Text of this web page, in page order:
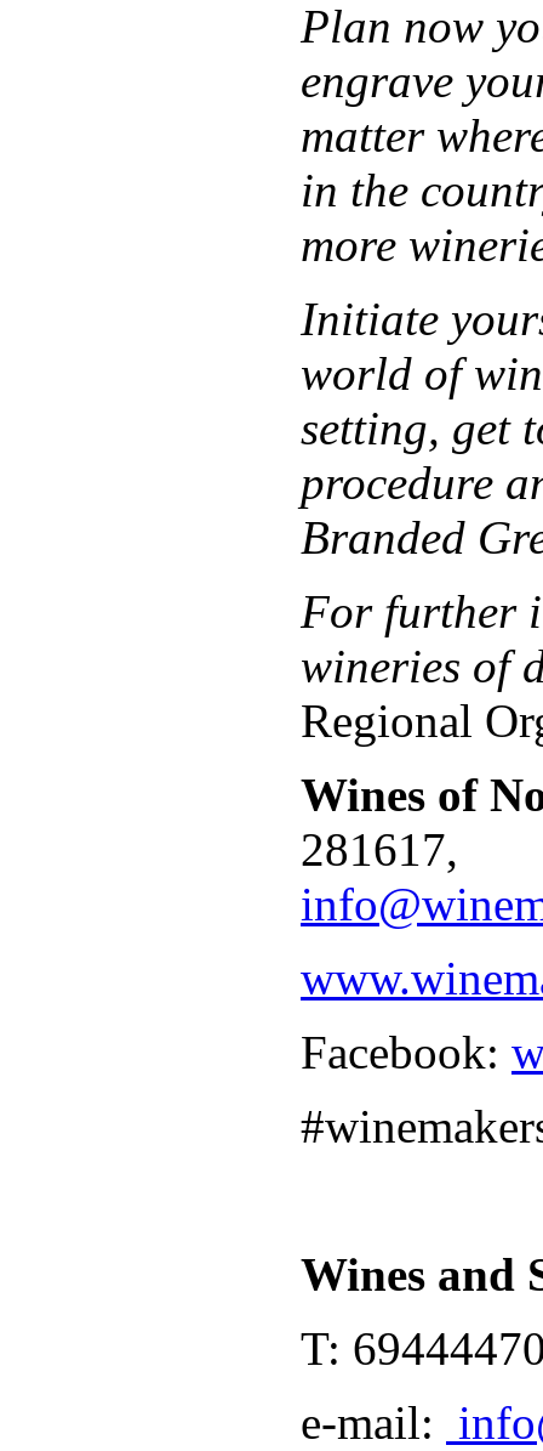
Plan now
engrave
matter
in the
more
Initiate
world of
setting, get
procedure
Branded
For further
wineries of
Regional
Wines of
281617,
Facebook:
Wines and
T:
e-mail: